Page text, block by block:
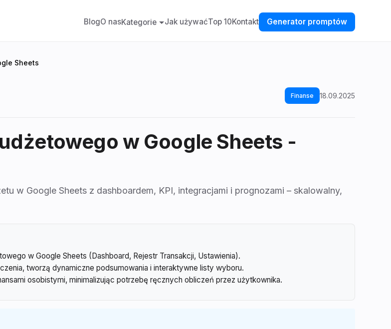
BlogO nasKategorie Jak używaćTop 10Kontakt Generator promptów
Sheets
Finanse 18.09.2025
w Google Sheets -
w Google Sheets z dashboardem, KPI, integracjami i prognozami – skalowalny,
w Google Sheets (Dashboard, Rejestr Transakcji, Ustawienia).
tworzą dynamiczne podsumowania i interaktywne listy wyboru.
osobistymi, minimalizując potrzebę ręcznych obliczeń przez użytkownika.